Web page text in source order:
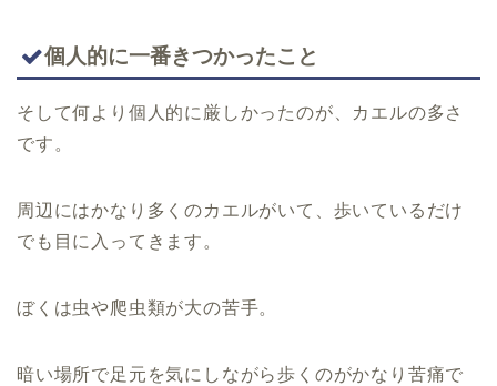
個人的に一番きつかったこと
そして何より個人的に厳しかったのが、カエルの多さ
です。
周辺にはかなり多くのカエルがいて、歩いているだけ
でも目に入ってきます。
ぼくは虫や爬虫類が大の苦手。
暗い場所で足元を気にしながら歩くのがかなり苦痛で